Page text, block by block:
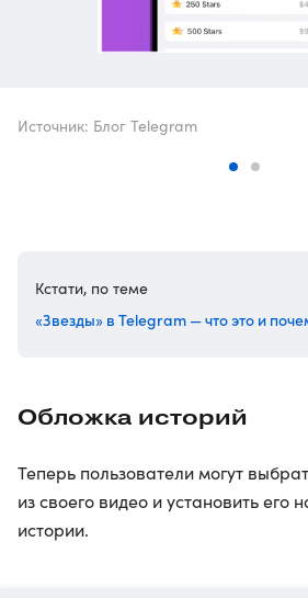
Источник: Блог Telegram
Кстати, по теме
«Звезды» в Telegram — что это и
Обложка историй
Теперь пользователи могут
из своего видео и установить его
истории.